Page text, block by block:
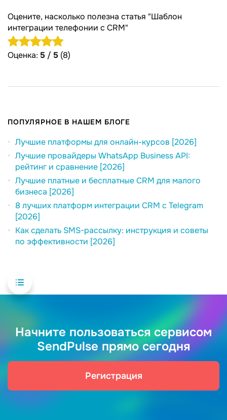
Оцените, насколько полезна статья "Шаблон
интеграции телефонии с CRM"
Оценка: 5 / 5 (8)
ПОПУЛЯРНОЕ В НАШЕМ БЛОГЕ
Лучшие платформы для онлайн-курсов [2026]
Лучшие провайдеры WhatsApp Business API:
рейтинг и сравнение [2026]
Лучшие платные и бесплатные CRM для малого
бизнеса [2026]
8 лучших платформ интеграции CRM с Telegram
[2026]
Как сделать SMS-рассылку: инструкция и советы
по эффективности [2026]
Начните пользоваться сервисом
SendPulse прямо сегодня
Регистрация